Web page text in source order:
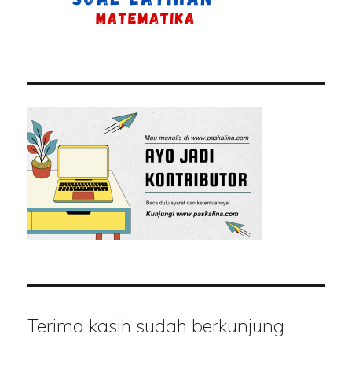
Terima kasih sudah berkunjung